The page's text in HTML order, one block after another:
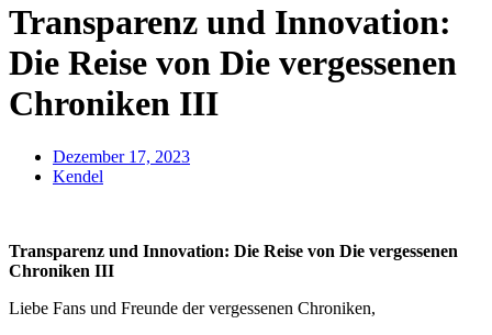
Transparenz und Innovation:
Die Reise von Die vergessenen
Chroniken III
Dezember 17, 2023
Kendel
Transparenz und Innovation: Die Reise von Die vergessenen
Chroniken III
Liebe Fans und Freunde der vergessenen Chroniken,